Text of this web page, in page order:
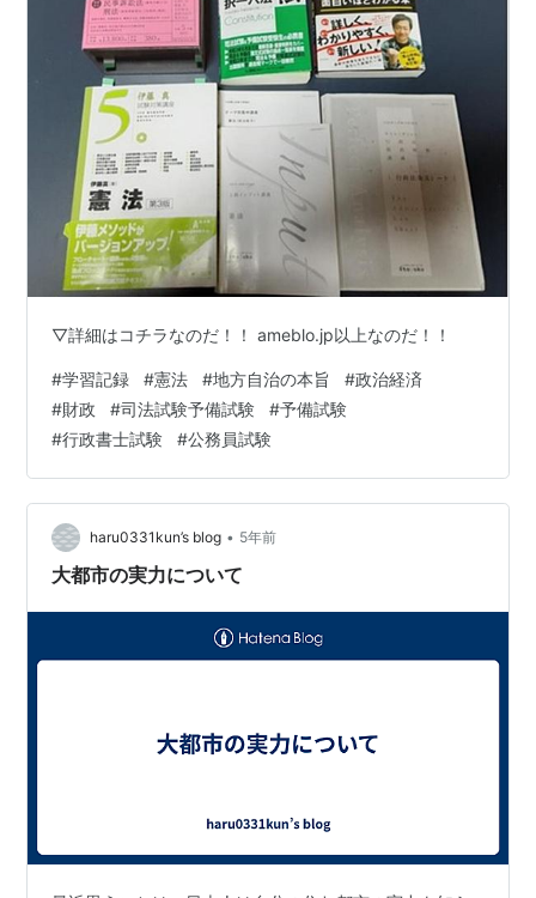
▽詳細はコチラなのだ！！ ameblo.jp以上なのだ！！
#学習記録 #憲法 #地方自治の本旨 #政治経済
#財政 #司法試験予備試験 #予備試験
#行政書士試験 #公務員試験
haru0331kun’s blog • 5年前
大都市の実力について